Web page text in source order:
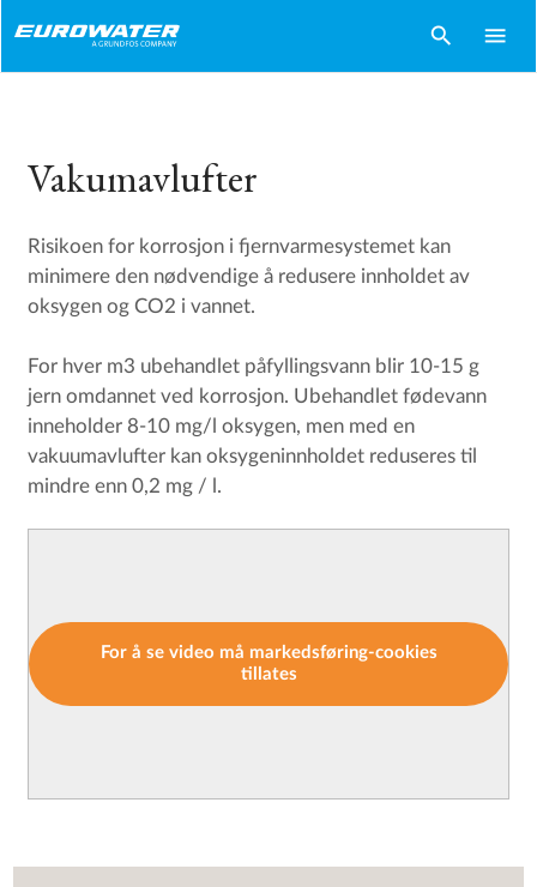
search menu
Vakumavlufter
Risikoen for korrosjon i fjernvarmesystemet kan
minimere den nødvendige å redusere innholdet av
oksygen og CO2 i vannet.
For hver m3 ubehandlet påfyllingsvann blir 10-15 g
jern omdannet ved korrosjon. Ubehandlet fødevann
inneholder 8-10 mg/l oksygen, men med en
vakuumavlufter kan oksygeninnholdet reduseres til
mindre enn 0,2 mg / l.
For å se video må markedsføring-cookies
tillates